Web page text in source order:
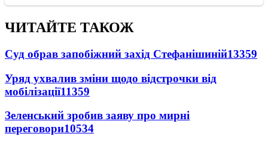
ЧИТАЙТЕ ТАКОЖ
Суд обрав запобіжний захід Стефанішиній13359
Уряд ухвалив зміни щодо відстрочки від
мобілізації11359
Зеленський зробив заяву про мирні
переговори10534